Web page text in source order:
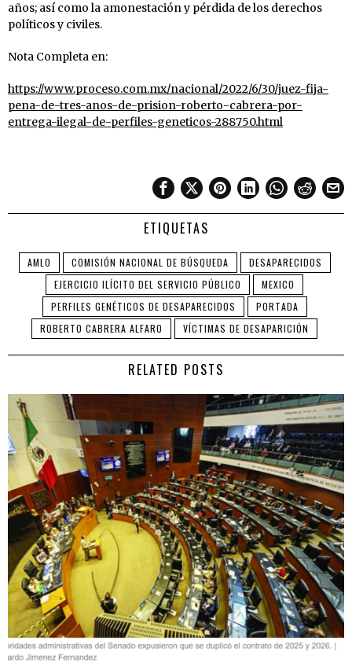
años; así como la amonestación y pérdida de los derechos
políticos y civiles.
Nota Completa en:
https://www.proceso.com.mx/nacional/2022/6/30/juez-fija-
pena-de-tres-anos-de-prision-roberto-cabrera-por-
entrega-ilegal-de-perfiles-geneticos-288750.html
ETIQUETAS
AMLO COMISIÓN NACIONAL DE BÚSQUEDA
DESAPARECIDOS
EJERCICIO ILÍCITO DEL SERVICIO PÚBLICO
MEXICO
PERFILES GENÉTICOS DE DESAPARECIDOS
PORTADA
ROBERTO CABRERA ALFARO
VÍCTIMAS DE DESAPARICIÓN
RELATED POSTS